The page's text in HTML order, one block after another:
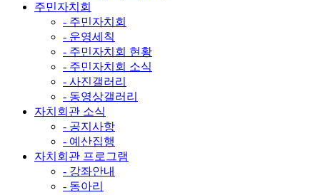
주민자치회
- 주민자치회
- 운영세칙
- 주민자치회 현황
- 주민자치회 소식
- 사진갤러리
- 동영상갤러리
자치회관 소식
- 공지사항
- 예산집행
자치회관 프로그램
- 강좌안내
- 동아리